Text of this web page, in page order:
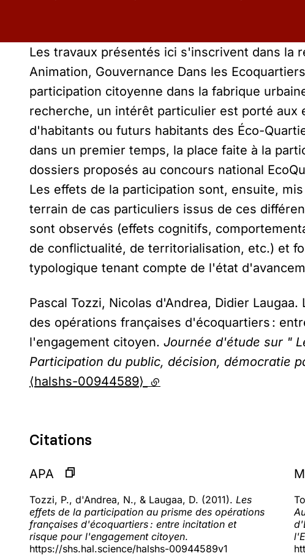
Les travaux présentés ici s'inscrivent dans la
Animation, Gouvernance Dans les
participation citoyenne dans la fabrique
recherche, un intérêt particulier est porté aux
d'habitants ou futurs habitants des Éco-
dans un premier temps, la place faite à la
dossiers proposés au concours national
Les effets de la participation sont, ensuite,
terrain de cas particuliers issus de ces
sont observés (effets cognitifs,
de conflictualité, de territorialisation, etc.) et
typologique tenant compte de l'état
Pascal Tozzi, Nicolas d'Andrea, Didier
des opérations françaises d'écoquartiers :
l'engagement citoyen. Journée d'étude sur "
Participation du public, décision, démocratie
⟨halshs-00944589⟩ (lien externe)
Citations
APA
Tozzi, P., d'Andrea, N., & Laugaa, D. (2011). Les
effets de la participation au prisme des opérations
françaises d'écoquartiers : entre incitation et
risque pour l'engagement citoyen.
https://shs.hal.science/halshs-00944589v1